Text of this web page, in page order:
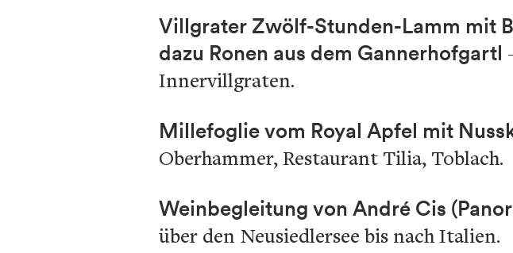
Villgrater Zwölf-Stunden-Lamm mit
dazu Ronen aus dem Gannerhofgartl
Innervillgraten.
Millefoglie vom Royal Apfel mit
Oberhammer, Restaurant Tilia, Toblach.
Weinbegleitung von André Cis
über den Neusiedlersee bis nach Italien.